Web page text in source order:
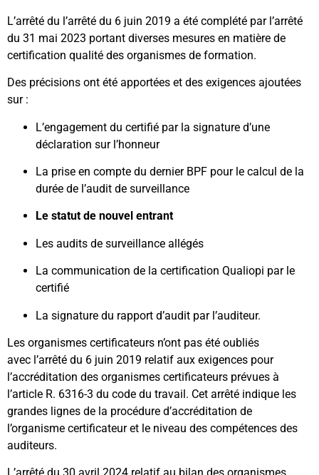
L’arrêté du l’arrêté du 6 juin 2019 a été complété par l’arrêté
du 31 mai 2023 portant diverses mesures en matière de
certification qualité des organismes de formation.
Des précisions ont été apportées et des exigences ajoutées
sur :
L’engagement du certifié par la signature d’une
déclaration sur l’honneur
La prise en compte du dernier BPF pour le calcul de la
durée de l’audit de surveillance
Le statut de nouvel entrant
Les audits de surveillance allégés
La communication de la certification Qualiopi par le
certifié
La signature du rapport d’audit par l’auditeur.
Les organismes certificateurs n’ont pas été oubliés
avec l’arrêté du 6 juin 2019 relatif aux exigences pour
l’accréditation des organismes certificateurs prévues à
l’article R. 6316-3 du code du travail. Cet arrêté indique les
grandes lignes de la procédure d’accréditation de
l’organisme certificateur et le niveau des compétences des
auditeurs.